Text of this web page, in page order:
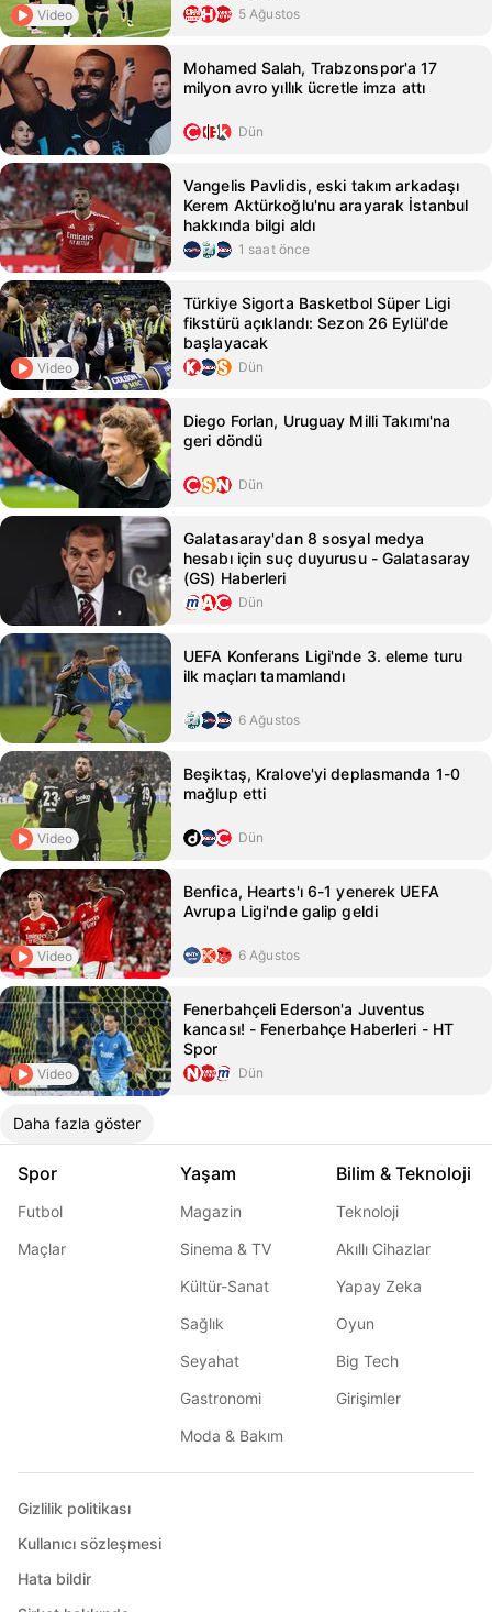
Video 5 Ağustos
Mohamed Salah, Trabzonspor'a 17
milyon avro yıllık ücretle imza attı
Dün
Vangelis Pavlidis, eski takım arkadaşı
Kerem Aktürkoğlu'nu arayarak İstanbul
hakkında bilgi aldı
1 saat önce
Video
Türkiye Sigorta Basketbol Süper Ligi
fikstürü açıklandı: Sezon 26 Eylül'de
başlayacak
Dün
Diego Forlan, Uruguay Milli Takımı'na
geri döndü
Dün
Galatasaray'dan 8 sosyal medya
hesabı için suç duyurusu - Galatasaray
(GS) Haberleri
Dün
UEFA Konferans Ligi'nde 3. eleme turu
ilk maçları tamamlandı
6 Ağustos
Video
Beşiktaş, Kralove'yi deplasmanda 1-0
mağlup etti
Dün
Video
Benfica, Hearts'ı 6-1 yenerek UEFA
Avrupa Ligi'nde galip geldi
6 Ağustos
Video
Fenerbahçeli Ederson'a Juventus
kancası! - Fenerbahçe Haberleri - HT
Spor
Dün
Daha fazla göster
Spor
Futbol
Maçlar
Yaşam
Magazin
Sinema & TV
Kültür-Sanat
Sağlık
Seyahat
Gastronomi
Moda & Bakım
Bilim & Teknoloji
Teknoloji
Akıllı Cihazlar
Yapay Zeka
Oyun
Big Tech
Girişimler
Gizlilik politikası
Kullanıcı sözleşmesi
Hata bildir